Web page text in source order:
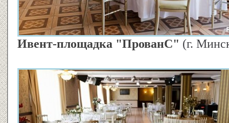
Ивент-площадка "ПрованС" (г.